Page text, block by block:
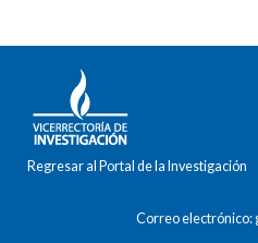
Regresar al Portal de la Investigación
Correo electrónico: